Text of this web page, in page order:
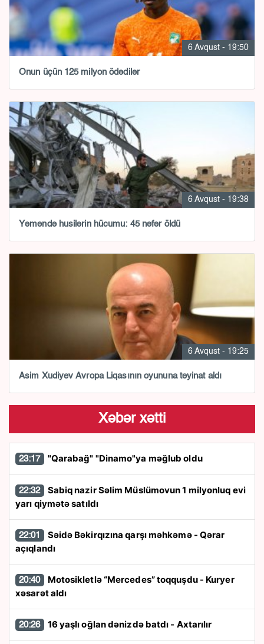
6 Avqust - 19:50
Onun üçün 125 milyon ödədilər
6 Avqust - 19:38
Yəməndə husilərin hücumu: 45 nəfər öldü
6 Avqust - 19:25
Asim Xudiyev Avropa Liqasının oyununa təyinat aldı
Xəbər xətti
23:17 "Qarabağ" "Dinamo"ya məğlub oldu
22:32
yarı qiymətə satıldı
22:01
açıqlandı
20:40
xəsarət aldı
20:26 16 yaşlı oğlan dənizdə batdı - Axtarılır